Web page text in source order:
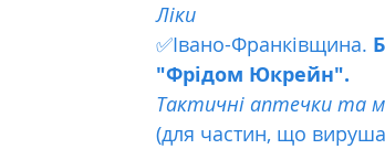
Ліки
✅Івано-Франківщина.
"Фрідом Юкрейн".
Тактичні аптечки та
(для частин, що